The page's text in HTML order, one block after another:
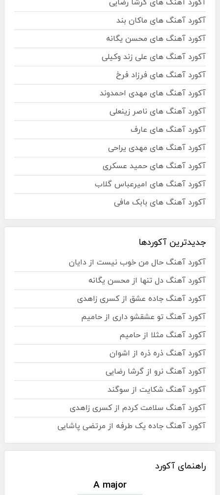
آکورد آهنگ های گرشا رضایی
آکورد آهنگ های ماکان بند
آکورد آهنگ های محسن یگانه
آکورد آهنگ های علی زند وکیلی
آکورد آهنگ های فرزاد فرخ
آکورد آهنگ های مهدی احمدوند
آکورد آهنگ های ناصر زینعلی
آکورد آهنگ های عارف
آکورد آهنگ های مهدی یراحی
آکورد آهنگ های حمید عسکری
آکورد آهنگ های امیرعباس گلاب
آکورد آهنگ های بابک مافی
جدیدترین آکوردها
آکورد آهنگ حال من خوب نیست از دایان
آکورد آهنگ دل تنها از محسن یگانه
آکورد آهنگ جاده عشق از کسری زاهدی
آکورد آهنگ تو عشقشو داری از حامیم
آکورد آهنگ مثلا از حامیم
آکورد آهنگ ذره ذره از اشوان
آکورد آهنگ نرو از گرشا رضایی
آکورد آهنگ شکایت از سوگند
آکورد آهنگ سلامت کردم از کسری زاهدی
آکورد آهنگ جاده یک طرفه از مرتضی پاشایی
راهنمای آکورد
A major